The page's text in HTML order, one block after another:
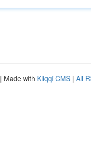
| Made with Kliqqi CMS | All